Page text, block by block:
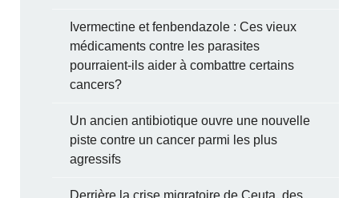
Ivermectine et fenbendazole : Ces vieux
médicaments contre les parasites
pourraient-ils aider à combattre certains
cancers?
Un ancien antibiotique ouvre une nouvelle
piste contre un cancer parmi les plus
agressifs
Derrière la crise migratoire de Ceuta, des